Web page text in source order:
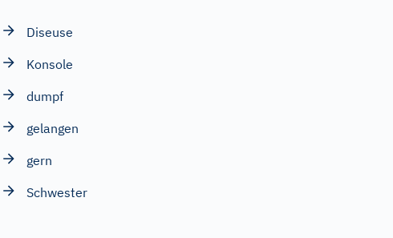
Diseuse
Konsole
dumpf
gelangen
gern
Schwester